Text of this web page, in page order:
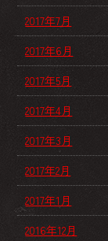
2017年7月
2017年6月
2017年5月
2017年4月
2017年3月
2017年2月
2017年1月
2016年12月